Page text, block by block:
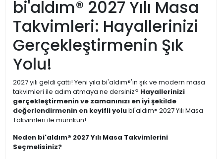
bi'aldım® 2027 Yılı Masa
Takvimleri: Hayallerinizi
Gerçekleştirmenin Şık
Yolu!
2027 yılı geldi çattı! Yeni yıla bi'aldım®'ın şık ve modern masa
takvimleri ile adım atmaya ne dersiniz? Hayallerinizi
gerçekleştirmenin ve zamanınızı en iyi şekilde
değerlendirmenin en keyifli yolubi'aldım® 2027 Yılı Masa
Takvimleri ile mümkün!
Neden bi'aldım® 2027 Yılı Masa Takvimlerini
Seçmelisiniz?